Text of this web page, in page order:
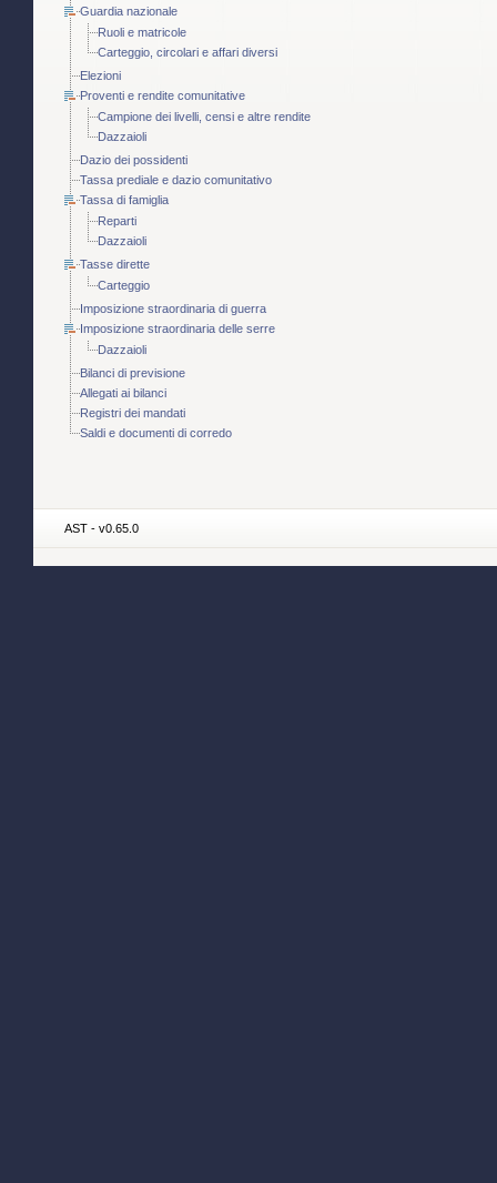
Guardia nazionale
Ruoli e matricole
Carteggio, circolari e affari diversi
Elezioni
Proventi e rendite comunitative
Campione dei livelli, censi e altre rendite
Dazzaioli
Dazio dei possidenti
Tassa prediale e dazio comunitativo
Tassa di famiglia
Reparti
Dazzaioli
Tasse dirette
Carteggio
Imposizione straordinaria di guerra
Imposizione straordinaria delle serre
Dazzaioli
Bilanci di previsione
Allegati ai bilanci
Registri dei mandati
Saldi e documenti di corredo
AST - v0.65.0